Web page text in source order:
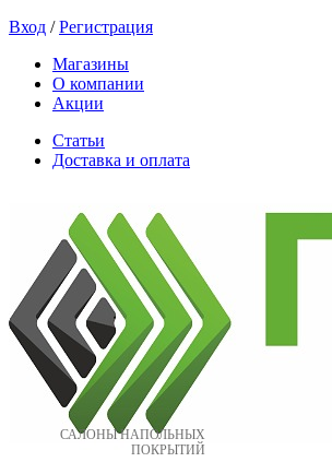
Вход /Регистрация
Магазины
О компании
Акции
Статьи
Доставка и оплата
САЛОНЫ НАПОЛЬНЫХ
ПОКРЫТИЙ